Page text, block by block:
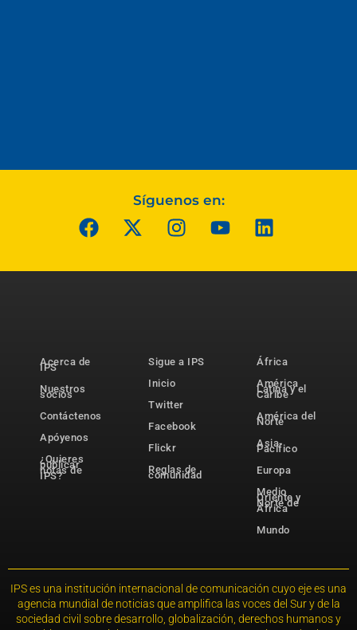
Síguenos en:
Acerca de
IPS
Nuestros
socios
Contáctenos
Apóyenos
¿Quieres
publicar
notas de
IPS?
Sigue a IPS
Inicio
Twitter
Facebook
Flickr
Reglas de
comunidad
África
América
Latina y el
Caribe
América del
Norte
Asia-
Pacífico
Europa
Medio
Oriente y
Norte de
África
Mundo
IPS es una institución internacional de comunicación cuyo eje es una
agencia mundial de noticias que amplifica las voces del Sur y de la
sociedad civil sobre desarrollo, globalización, derechos humanos y